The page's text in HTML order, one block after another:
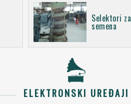
Selektori za
semena
ELEKTRONSKI UREĐAJI